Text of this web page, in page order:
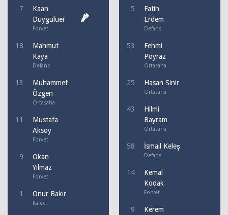
7
Kaan
Duyguluer
Forvet
18
Mahmut
Kaya
Defans
13
Muhammet
Özgen
Ortasaha
11
Mustafa
Aksoy
Forvet
9
Okan
Yılmaz
Forvet
1 Onur Bakır
Kaleci
5
Fatih
Erdem
Defans
53
Fehmi
Poyraz
Ortasaha
25 Hasan Sinir
Ortasaha
43
Hilmi
Bayram
Ortasaha
58 İsmail Keleş
Defans
14
Kemal
Kodak
Forvet
9
Kerem